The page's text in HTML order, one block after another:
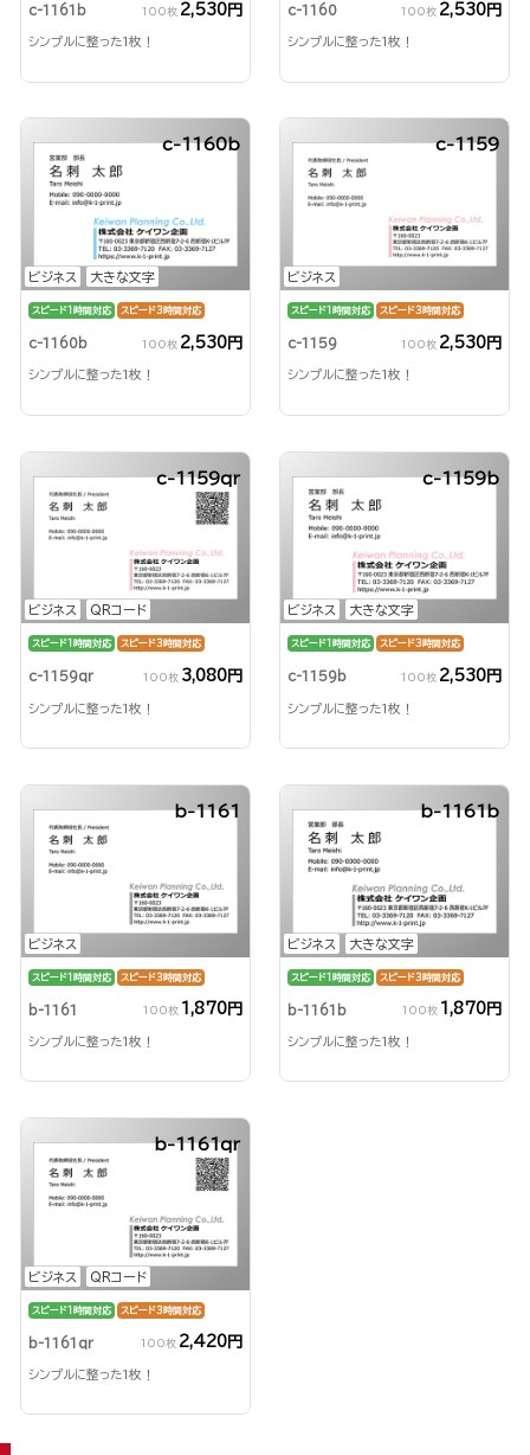
c-1161b 100枚 2,530円
シンプルに整った1枚！
c-1160 100枚 2,530円
シンプルに整った1枚！
ビジネス 大きな文字
c-1160b
スピード1時間対応 スピード3時間対応
c-1160b 100枚 2,530円
シンプルに整った1枚！
ビジネス
c-1159
スピード1時間対応 スピード3時間対応
c-1159 100枚 2,530円
シンプルに整った1枚！
ビジネス QRコード
c-1159qr
スピード1時間対応 スピード3時間対応
c-1159qr 100枚 3,080円
シンプルに整った1枚！
ビジネス 大きな文字
c-1159b
スピード1時間対応 スピード3時間対応
c-1159b 100枚 2,530円
シンプルに整った1枚！
ビジネス
b-1161
スピード1時間対応 スピード3時間対応
b-1161 100枚 1,870円
シンプルに整った1枚！
ビジネス 大きな文字
b-1161b
スピード1時間対応 スピード3時間対応
b-1161b 100枚 1,870円
シンプルに整った1枚！
ビジネス QRコード
b-1161qr
スピード1時間対応 スピード3時間対応
b-1161qr 100枚 2,420円
シンプルに整った1枚！